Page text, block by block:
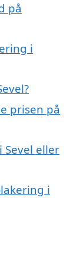
på
i
prisen på
Sevel eller
i